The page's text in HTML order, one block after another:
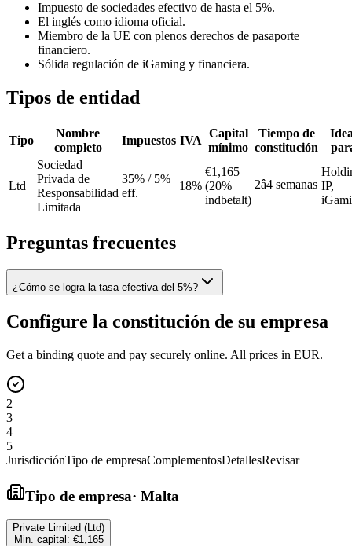
Impuesto de sociedades efectivo de hasta el 5%.
El inglés como idioma oficial.
Miembro de la UE con plenos derechos de pasaporte
financiero.
Sólida regulación de iGaming y financiera.
Tipos de entidad
Tipo
Nombre
completo
Impuestos IVA
Capital
mínimo
Tiempo de
constitución
Ltd
Sociedad
Privada de
Responsabilidad
Limitada
35% / 5%
eff.
18%
€1,165
(20%
indbetalt)
2â4 semanas IP,
Preguntas frecuentes
¿Cómo se logra la tasa efectiva del 5%?
Configure la constitución de su empresa
Get a binding quote and pay securely online. All prices in EUR.
2
3
4
5
JurisdicciónTipo de empresaComplementosDetallesRevisar
Tipo de empresa· Malta
Private Limited (Ltd)
Min. capital: €1,165